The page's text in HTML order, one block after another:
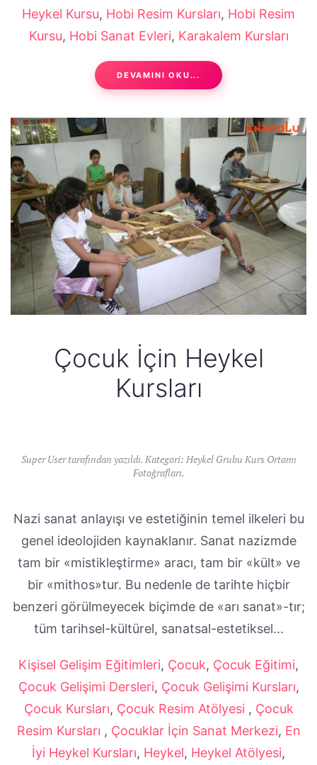
Heykel Kursu, Hobi Resim Kursları, Hobi Resim
Kursu, Hobi Sanat Evleri, Karakalem Kursları
DEVAMINI OKU...
Çocuk İçin Heykel
Kursları
Super User tarafından yazıldı. Kategori: Heykel Grubu Kurs Ortamı
Fotoğrafları.
Nazi sanat anlayışı ve estetiğinin temel ilkeleri bu
genel ideolojiden kaynaklanır. Sanat nazizmde
tam bir «mistikleştirme» aracı, tam bir «kült» ve
bir «mithos»tur. Bu nedenle de tarihte hiçbir
benzeri görülmeyecek biçimde de «arı sanat»-tır;
tüm tarihsel-kültürel, sanatsal-estetiksel...
Kişisel Gelişim Eğitimleri, Çocuk, Çocuk Eğitimi,
Çocuk Gelişimi Dersleri, Çocuk Gelişimi Kursları,
Çocuk Kursları, Çocuk Resim Atölyesi , Çocuk
Resim Kursları , Çocuklar İçin Sanat Merkezi, En
İyi Heykel Kursları, Heykel, Heykel Atölyesi,